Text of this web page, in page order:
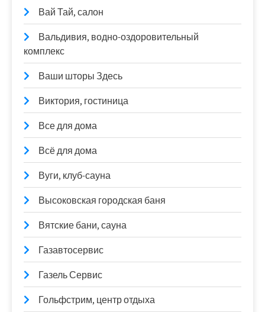
Вай Тай, салон
Вальдивия, водно-оздоровительный
комплекс
Ваши шторы Здесь
Виктория, гостиница
Все для дома
Всё для дома
Вуги, клуб-сауна
Высоковская городская баня
Вятские бани, сауна
Газавтосервис
Газель Сервис
Гольфстрим, центр отдыха